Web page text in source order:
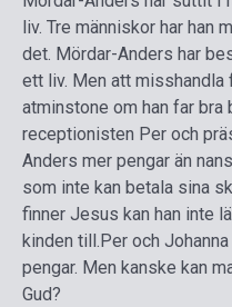
liv. Tre människor har han
det. Mördar-Anders har
ett liv. Men att misshandla
atminstone om han far bra
receptionisten Per och
Anders mer pengar än
som inte kan betala sina
finner Jesus kan han inte
kinden till.Per och
pengar. Men kanske kan
Gud?